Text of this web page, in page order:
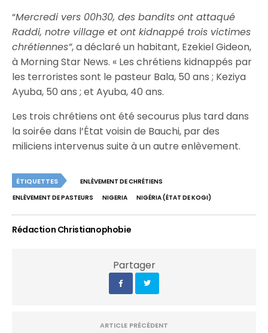
“Mercredi vers 00h30, des bandits ont attaqué
Raddi, notre village et ont kidnappé trois victimes
chrétiennes”, a déclaré un habitant, Ezekiel Gideon,
à Morning Star News. « Les chrétiens kidnappés par
les terroristes sont le pasteur Bala, 50 ans ; Keziya
Ayuba, 50 ans ; et Ayuba, 40 ans.
Les trois chrétiens ont été secourus plus tard dans
la soirée dans l’État voisin de Bauchi, par des
miliciens intervenus suite à un autre enlèvement.
ÉTIQUETTES
ENLÈVEMENT DE CHRÉTIENS
ENLÈVEMENT DE PASTEURS
NIGERIA NIGÉRIA (ÉTAT DE KOGI)
Rédaction Christianophobie
Partager
ARTICLE PRÉCÉDENT